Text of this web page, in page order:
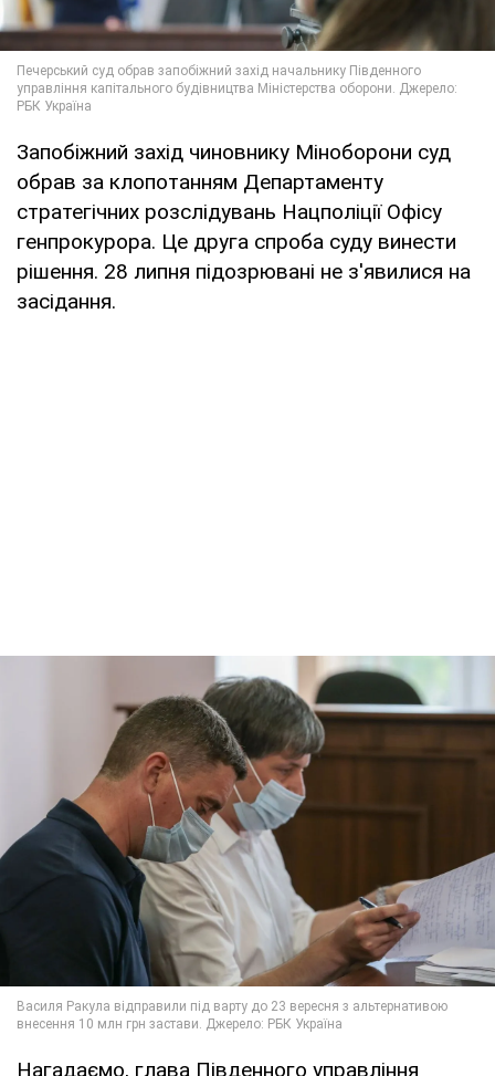
Запобіжний захід чиновнику Міноборони суд
обрав за клопотанням Департаменту
стратегічних розслідувань Нацполіції Офісу
генпрокурора. Це друга спроба суду винести
рішення. 28 липня підозрювані не з'явилися на
засідання.
Нагадаємо, глава Південного управління